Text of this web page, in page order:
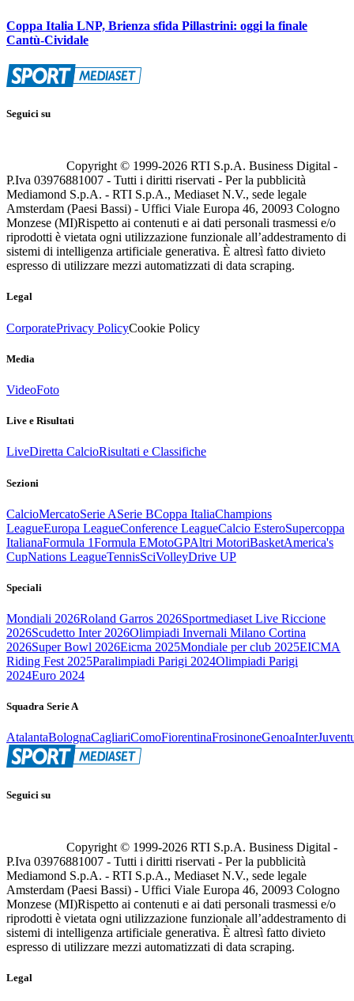
Coppa Italia LNP, Brienza sfida Pillastrini: oggi la finale
Cantù-Cividale
Seguici su
Copyright © 1999-2026 RTI S.p.A. Business Digital -
P.Iva 03976881007 - Tutti i diritti riservati - Per la pubblicità
Mediamond S.p.A. - RTI S.p.A., Mediaset N.V., sede legale
Amsterdam (Paesi Bassi) - Uffici Viale Europa 46, 20093 Cologno
Monzese (MI)Rispetto ai contenuti e ai dati personali trasmessi e/o
riprodotti è vietata ogni utilizzazione funzionale all’addestramento di
sistemi di intelligenza artificiale generativa. È altresì fatto divieto
espresso di utilizzare mezzi automatizzati di data scraping.
Legal
CorporatePrivacy PolicyCookie Policy
Media
VideoFoto
Live e Risultati
LiveDiretta CalcioRisultati e Classifiche
Sezioni
CalcioMercatoSerie ASerie BCoppa ItaliaChampions
LeagueEuropa LeagueConference LeagueCalcio EsteroSupercoppa
ItalianaFormula 1Formula EMotoGPAltri MotoriBasketAmerica's
CupNations LeagueTennisSciVolleyDrive UP
Speciali
Mondiali 2026Roland Garros 2026Sportmediaset Live Riccione
2026Scudetto Inter 2026Olimpiadi Invernali Milano Cortina
2026Super Bowl 2026Eicma 2025Mondiale per club 2025EICMA
Riding Fest 2025Paralimpiadi Parigi 2024Olimpiadi Parigi
2024Euro 2024
Squadra Serie A
AtalantaBolognaCagliariComoFiorentinaFrosinoneGenoaInter
Seguici su
Copyright © 1999-2026 RTI S.p.A. Business Digital -
P.Iva 03976881007 - Tutti i diritti riservati - Per la pubblicità
Mediamond S.p.A. - RTI S.p.A., Mediaset N.V., sede legale
Amsterdam (Paesi Bassi) - Uffici Viale Europa 46, 20093 Cologno
Monzese (MI)Rispetto ai contenuti e ai dati personali trasmessi e/o
riprodotti è vietata ogni utilizzazione funzionale all’addestramento di
sistemi di intelligenza artificiale generativa. È altresì fatto divieto
espresso di utilizzare mezzi automatizzati di data scraping.
Legal